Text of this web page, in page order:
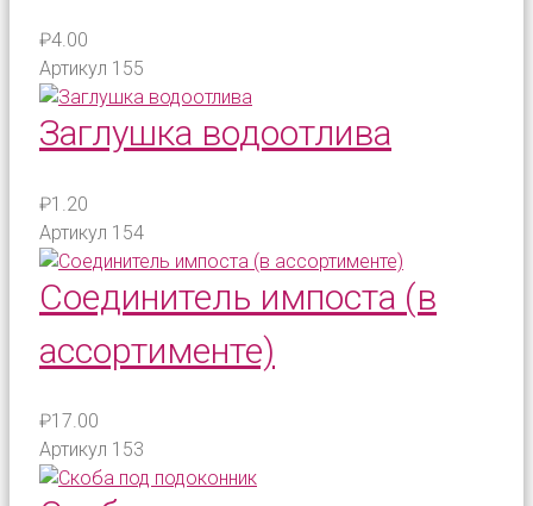
₽4.00
Артикул 155
Заглушка водоотлива
₽1.20
Артикул 154
Соединитель импоста (в
ассортименте)
₽17.00
Артикул 153